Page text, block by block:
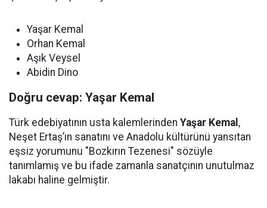
Yaşar Kemal
Orhan Kemal
Aşık Veysel
Abidin Dino
Doğru cevap: Yaşar Kemal
Türk edebiyatının usta kalemlerinden Yaşar Kemal ,
Neşet Ertaş’ın sanatını ve Anadolu kültürünü yansıtan
eşsiz yorumunu "Bozkırın Tezenesi" sözüyle
tanımlamış ve bu ifade zamanla sanatçının unutulmaz
lakabı haline gelmiştir.